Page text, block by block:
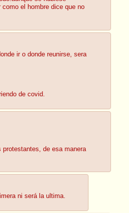
el hombre dice que no
ir o donde reunirse, sera
de covid.
protestantes, de esa manera
ni será la ultima.